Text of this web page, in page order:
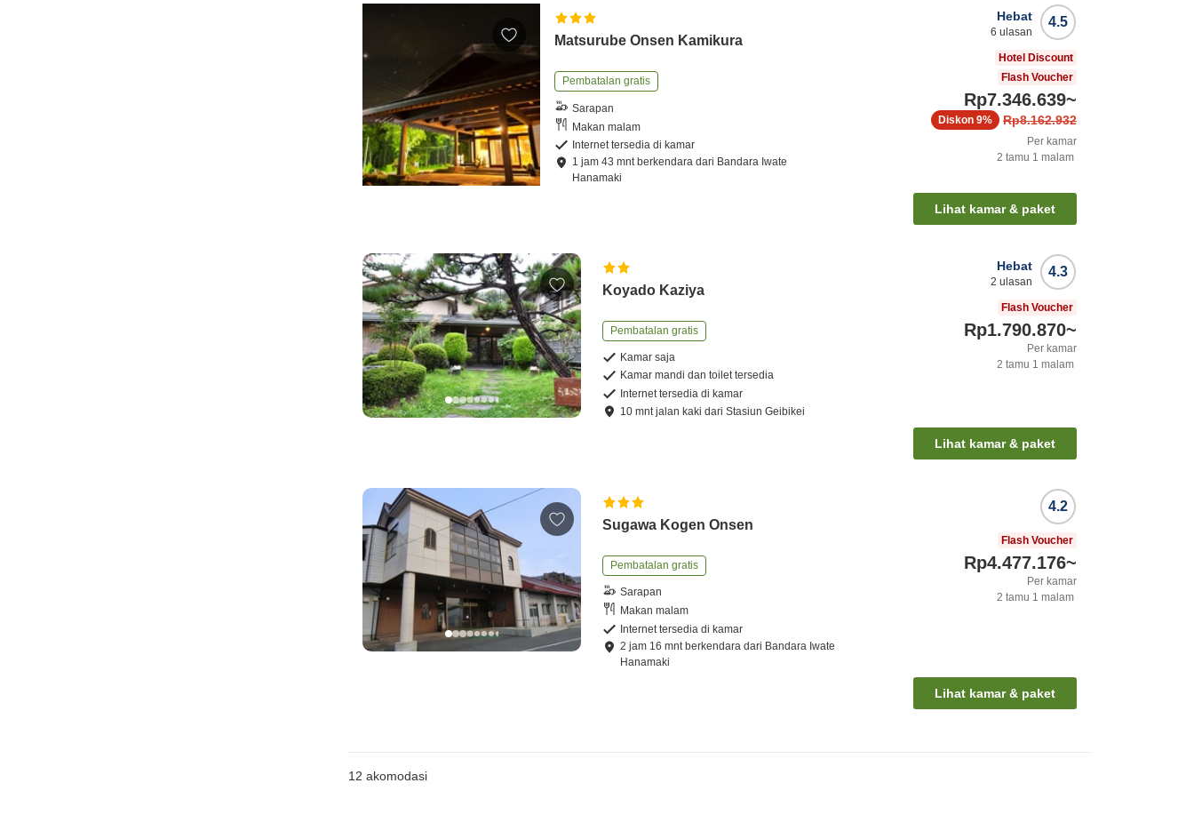
Matsurube Onsen Kamikura
Pembatalan gratis
Sarapan
Makan malam
Internet tersedia di kamar
1 jam43 mnt berkendara dari Bandara Iwate
Hanamaki
4.5
Hebat
6 ulasan
Hotel Discount
Flash Voucher
Rp7.346.639~
Rp8.162.932
Diskon 9%
Per kamar
2 tamu 1 malam
Lihat kamar & paket
Koyado Kaziya
Pembatalan gratis
Kamar saja
Kamar mandi dan toilet tersedia
Internet tersedia di kamar
10 mntjalan kaki dariStasiun Geibikei
4.3
Hebat
2 ulasan
Flash Voucher
Rp1.790.870~
Per kamar
2 tamu 1 malam
Lihat kamar & paket
Sugawa Kogen Onsen
Pembatalan gratis
Sarapan
Makan malam
Internet tersedia di kamar
2 jam 16 mntberkendara dari Bandara Iwate
Hanamaki
4.2
Flash Voucher
Rp4.477.176~
Per kamar
2 tamu 1 malam
Lihat kamar & paket
12 akomodasi